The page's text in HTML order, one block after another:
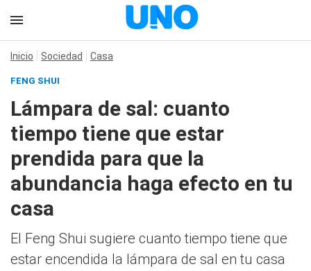
Inicio Sociedad Casa
FENG SHUI
Lámpara de sal: cuanto
tiempo tiene que estar
prendida para que la
abundancia haga efecto en tu
casa
El Feng Shui sugiere cuanto tiempo tiene que
estar encendida la lámpara de sal en tu casa